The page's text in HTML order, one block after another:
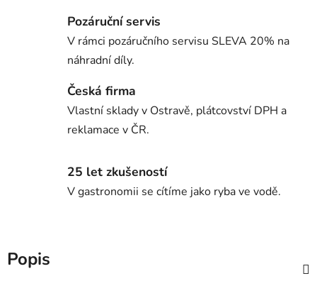
Pozáruční servis
V rámci pozáručního servisu SLEVA 20% na
náhradní díly.
Česká firma
Vlastní sklady v Ostravě, plátcovství DPH a
reklamace v ČR.
25 let zkušeností
V gastronomii se cítíme jako ryba ve vodě.
Popis